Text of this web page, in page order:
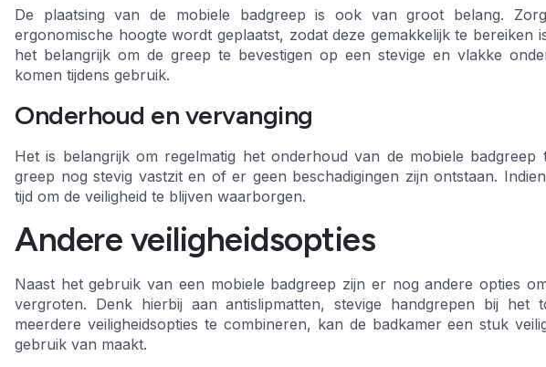
De plaatsing van de mobiele badgreep is ook van groot belang.
ergonomische hoogte wordt geplaatst, zodat deze gemakkelijk te bereiken
het belangrijk om de greep te bevestigen op een stevige en vlakke
komen tijdens gebruik.
Onderhoud en vervanging
Het is belangrijk om regelmatig het onderhoud van de mobiele
greep nog stevig vastzit en of er geen beschadigingen zijn ontstaan.
tijd om de veiligheid te blijven waarborgen.
Andere veiligheidsopties
Naast het gebruik van een mobiele badgreep zijn er nog andere opties
vergroten. Denk hierbij aan antislipmatten, stevige handgrepen bij het
meerdere veiligheidsopties te combineren, kan de badkamer een stuk
gebruik van maakt.